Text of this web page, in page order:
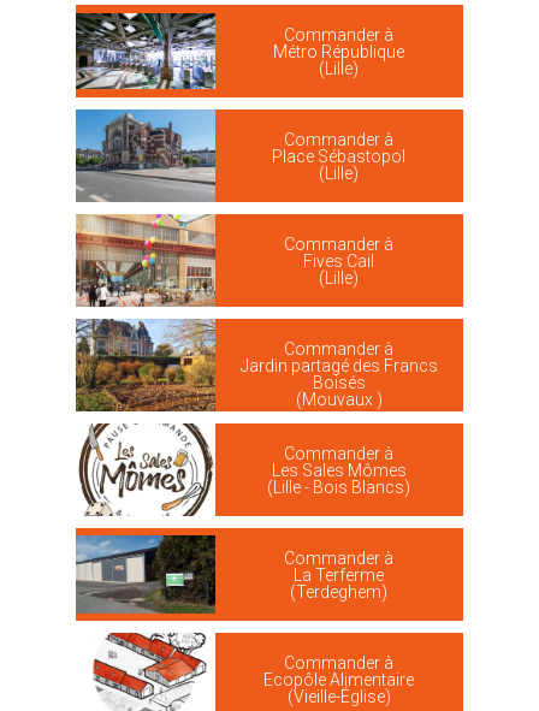
Commander à
Métro République
(Lille)
Commander à
Place Sébastopol
(Lille)
Commander à
Fives Cail
(Lille)
Commander à
Jardin partagé des Francs
Boisés
(Mouvaux )
Commander à
Les Sales Mômes
(Lille - Bois Blancs)
Commander à
La Terferme
(Terdeghem)
Commander à
Ecopôle Alimentaire
(Vieille-Église)